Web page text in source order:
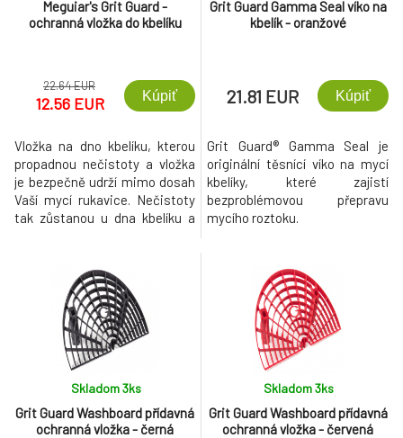
Meguiar's Grit Guard -
ochranná vložka do kbelíku
22.64 EUR
12.56 EUR Kúpiť
Vložka na dno kbelíku, kterou
propadnou nečistoty a vložka
je bezpečně udrží mimo dosah
Vaší mycí rukavice. Nečistoty
tak zůstanou u dna kbelíku a
Grit Guard Gamma Seal víko na
kbelík - oranžové
21.81 EUR Kúpiť
Grit Guard® Gamma Seal je
originální těsnící víko na mycí
kbelíky, které zajistí
bezproblémovou přepravu
mycího roztoku.
Grit Guard Washboard přídavná
ochranná vložka - černá
Skladom 3ks
Grit Guard Washboard přídavná
ochranná vložka - červená
Skladom 3ks